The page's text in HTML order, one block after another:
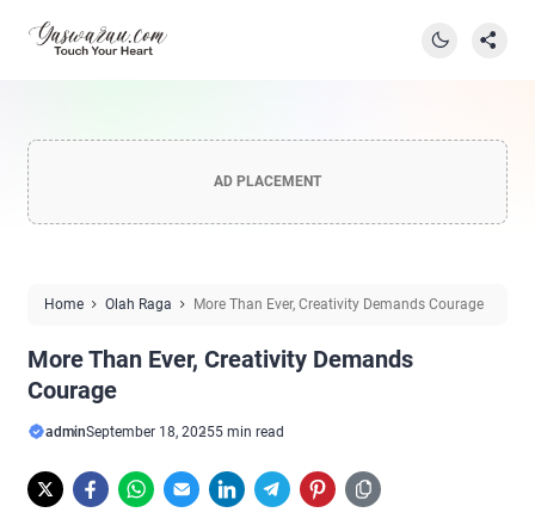
AD PLACEMENT
Home Olah Raga More Than Ever, Creativity Demands Courage
More Than Ever, Creativity Demands
Courage
adminSeptember 18, 20255 min read